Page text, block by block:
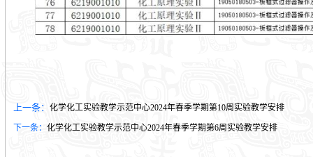
上一条： 化学化工实验教学示范中心2024年春季学期第10周实验教学安排
下一条： 化学化工实验教学示范中心2024年春季学期第6周实验教学安排